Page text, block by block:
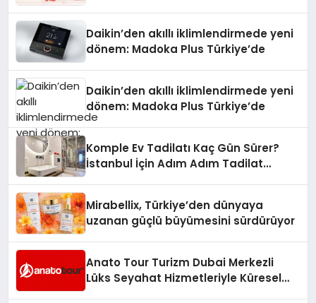
Daikin’den akıllı iklimlendirmede yeni
dönem: Madoka Plus Türkiye’de
Daikin’den akıllı iklimlendirmede yeni
dönem: Madoka Plus Türkiye’de
Komple Ev Tadilatı Kaç Gün Sürer?
İstanbul İçin Adım Adım Tadilat
Mirabellix, Türkiye’den dünyaya
uzanan güçlü büyümesini sürdürüyor
Anato Tour Turizm Dubai Merkezli
Lüks Seyahat Hizmetleriyle Küresel